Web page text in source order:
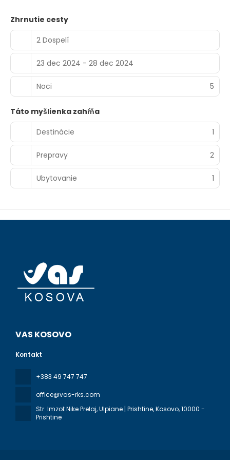
rooms. A roundtrip airport shuttle is provided for a
surcharge (available 24 hours), and self parking (subject
to charges) is available onsite.
Zhrnutie cesty
2 Dospelí
23 dec 2024 - 28 dec 2024
Noci 5
Táto myšlienka zahŕňa
Destinácie
1
Prepravy 2
Ubytovanie 1
VAS KOSOVO
Kontakt
+383 49 747 747
office@vas-rks.com
Str. Imzot Nike Prelaj, Ulpiane | Prishtine, Kosovo, 10000 -
Prishtine